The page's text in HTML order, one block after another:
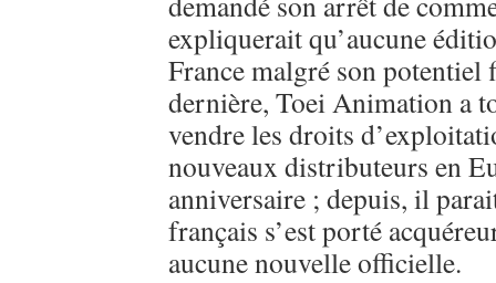
expliquerait qu’aucune
France malgré son potentiel
dernière, Toei Animation a
vendre les droits
nouveaux distributeurs en
anniversaire ; depuis, il
français s’est porté
aucune nouvelle officielle.